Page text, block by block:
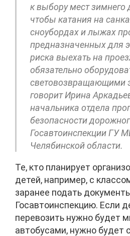
к выбору мест зимнего
чтобы катания на
сноубордах и лыжах
предназначенных для
риска выехать на
обязательно
световозвращающими
говорит Ирина
начальника отдела
безопасности
Госавтоинспекции ГУ
Челябинской области.
Те, кто планирует
детей, например, с
заранее подать
Госавтоинспекцию. Если
перевозить нужно будет
автобусами, нужно будет